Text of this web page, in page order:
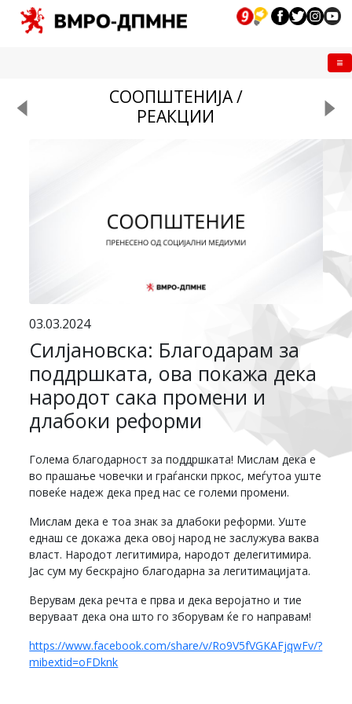
СООПШТЕНИЈА /
РЕАКЦИИ
03.03.2024
Силјановска: Благодарам за
поддршката, ова покажа дека
народот сака промени и
длабоки реформи
Голема благодарност за поддршката! Мислам дека е
во прашање човечки и граѓански пркос, меѓутоа уште
повеќе надеж дека пред нас се големи промени.
Мислам дека е тоа знак за длабоки реформи. Уште
еднаш се докажа дека овој народ не заслужува ваква
власт. Народот легитимира, народот делегитимира.
Јас сум му бескрајно благодарна за легитимацијата.
Верувам дека речта е прва и дека веројатно и тие
веруваат дека она што го зборувам ќе го направам!
https://www.facebook.com/share/v/Ro9V5fVGKAFjqwFv/?
mibextid=oFDknk